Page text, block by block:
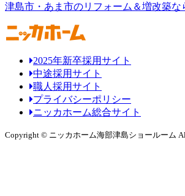
津島市・あま市のリフォーム＆増改築な
2025年新卒採用サイト
中途採用サイト
職人採用サイト
プライバシーポリシー
ニッカホーム総合サイト
Copyright © ニッカホーム海部津島ショールーム